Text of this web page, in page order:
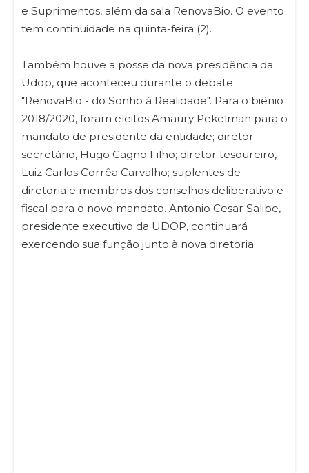
e Suprimentos, além da sala RenovaBio. O evento
tem continuidade na quinta-feira (2).
Também houve a posse da nova presidência da
Udop, que aconteceu durante o debate
"RenovaBio - do Sonho à Realidade". Para o biênio
2018/2020, foram eleitos Amaury Pekelman para o
mandato de presidente da entidade; diretor
secretário, Hugo Cagno Filho; diretor tesoureiro,
Luiz Carlos Corrêa Carvalho; suplentes de
diretoria e membros dos conselhos deliberativo e
fiscal para o novo mandato. Antonio Cesar Salibe,
presidente executivo da UDOP, continuará
exercendo sua função junto à nova diretoria.